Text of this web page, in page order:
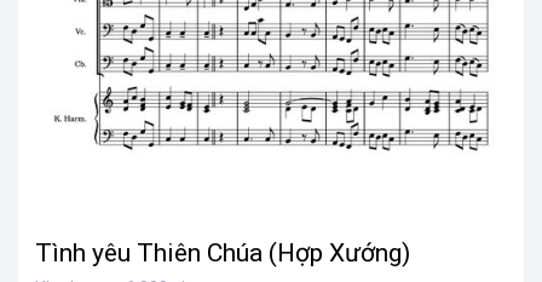
Tình yêu Thiên Chúa (Hợp Xướng)